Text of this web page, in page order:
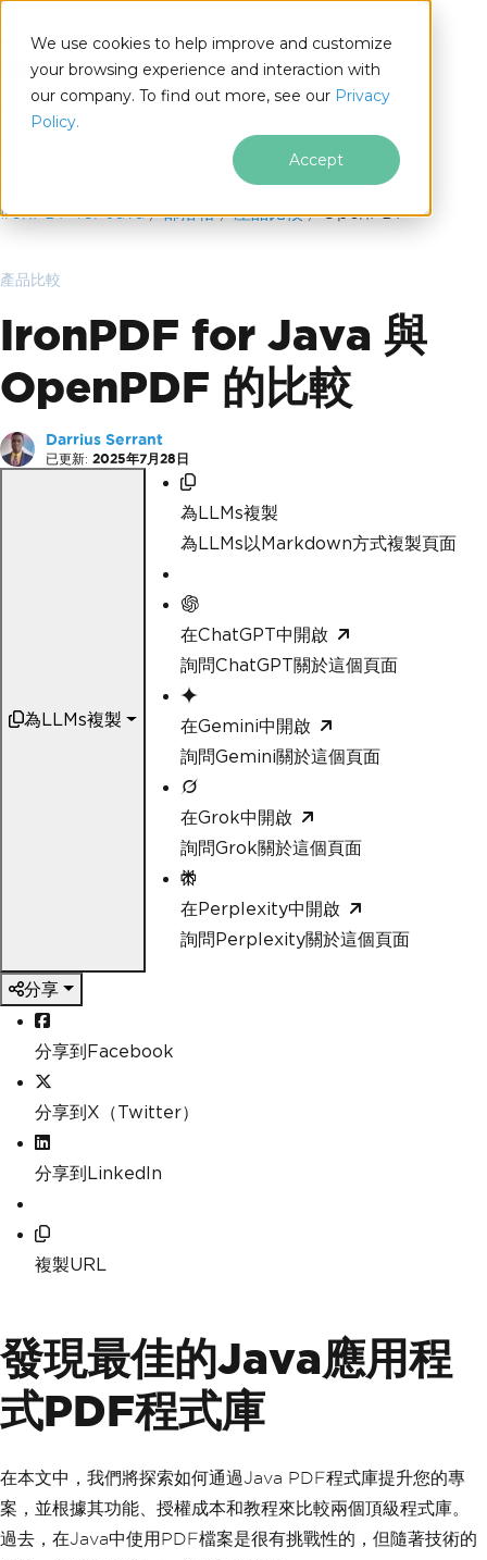
We use cookies to help improve and customize
your browsing experience and interaction with
our company. To find out more, see our Privacy
Policy.
Accept
Java
跳至頁尾內容
IronPDF for Java 部落格 產品比較 OpenPDF
產品比較
IronPDF for Java 與
OpenPDF 的比較
Darrius Serrant
已更新: 2025年7月28日
為LLMs複製
為LLMs複製
為LLMs以Markdown方式複製頁面
在ChatGPT中開啟
詢問ChatGPT關於這個頁面
在Gemini中開啟
詢問Gemini關於這個頁面
在Grok中開啟
詢問Grok關於這個頁面
在Perplexity中開啟
詢問Perplexity關於這個頁面
分享
分享到Facebook
分享到X（Twitter）
分享到LinkedIn
複製URL
發現最佳的Java應用程
式PDF程式庫
在本文中，我們將探索如何通過Java PDF程式庫提升您的專
案，並根據其功能、授權成本和教程來比較兩個頂級程式庫。
過去，在Java中使用PDF檔案是很有挑戰性的，但隨著技術的